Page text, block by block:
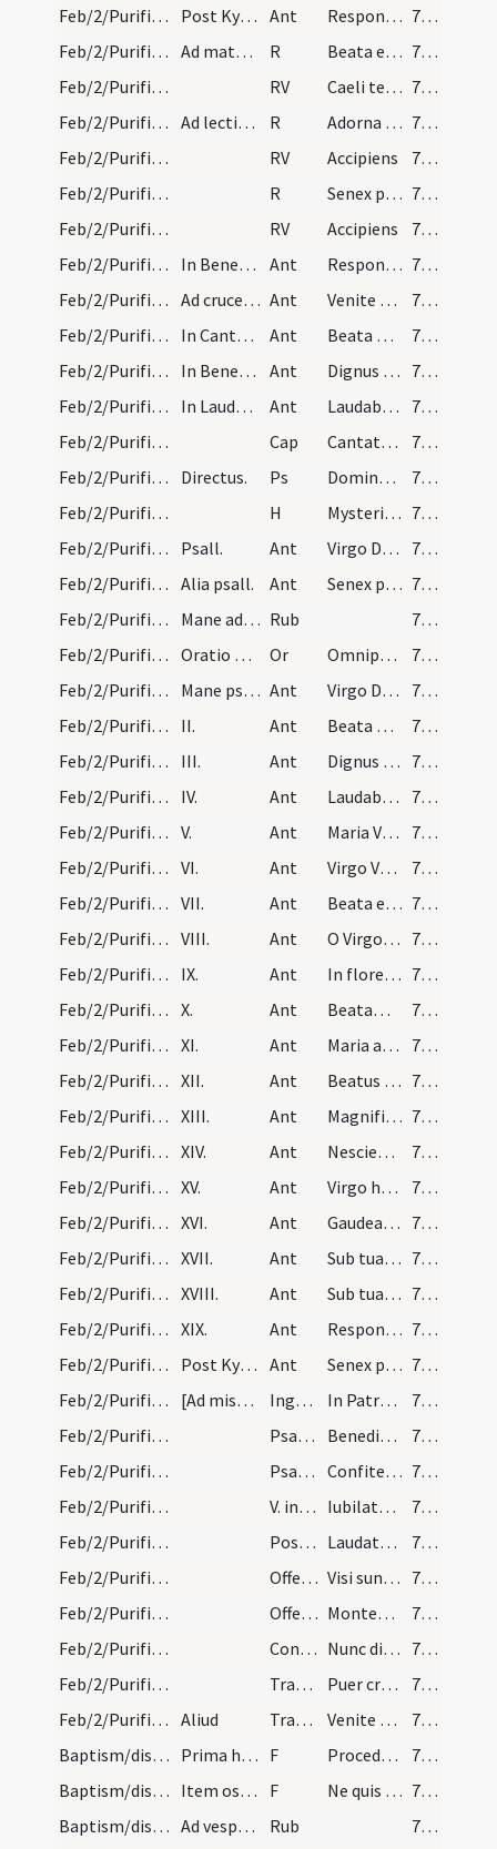
Feb/2/Purificatio BMV/V2/Office Propers/6 Post Kyrie cum Gloria Ant Responsum accepit
712 (109)
Feb/2/Purificatio BMV/M/Office Propers/1
Ad matutinum. Post hymnum. R Beata et venerabilis
712 (109)
Feb/2/Purificatio BMV/M/Office Propers/1
RV Caeli terraeque maris
712 (109)
Feb/2/Purificatio BMV/M/Office Propers/2
Ad lectiones. R Adorna thalamum
712 (109)
Feb/2/Purificatio BMV/M/Office Propers/2
RV Accipiens
712 (109)
Feb/2/Purificatio BMV/M/Office Propers/3
R Senex puerum
712 (109)
Feb/2/Purificatio BMV/M/Office Propers/3
RV Accipiens
712 (109)
Feb/2/Purificatio BMV/M/Office Propers/1
In Benedictus. Ant Responsum
712 (109)
Feb/2/Purificatio BMV/M/Office Propers/2
Ad crucem. Ant Venite et videte
712 (109)
Feb/2/Purificatio BMV/M/Office Propers/3
In Cantemus. Ant Beata progenies
712 (109)
Feb/2/Purificatio BMV/M/Office Propers/4
In Benedicite. Ant Dignus es Domine
712 (109)
Feb/2/Purificatio BMV/M/Office Propers/5
In Laudate. Ant Laudabilis Virgo
712 (109)
Feb/2/Purificatio BMV/M/Office Propers
Cap Cantate Domino
712 (109)
Feb/2/Purificatio BMV/M/Office Propers
Directus. Ps Dominus regnavit
712 (109)
Feb/2/Purificatio BMV/M/Office Propers
H Mysterium Ecclesiae
712 (109)
Feb/2/Purificatio BMV/M/Office Propers/6
Psall. Ant Virgo Dei Genitrix
713
Feb/2/Purificatio BMV/M/Office Propers/7
Alia psall. Ant Senex puerum
713
Feb/2/Purificatio BMV/Candlemas
Mane ad ecclesiam sanctae Mariae quae dicitur Ber… Rub
713
Feb/2/Purificatio BMV/Candlemas
Oratio benedictionis cerei. Or Omnipotens sempiterne Deus qui hodierna die cum legalibus ... habere cognoscat.
713
Feb/2/Purificatio BMV/Candlemas/1
Mane psallentium ad sanctam Mariam. I. Ant Virgo Dei Genitrix
713
Feb/2/Purificatio BMV/Candlemas/2
II. Ant Beata progenies
713
Feb/2/Purificatio BMV/Candlemas/3
III. Ant Dignus es Domine
713
Feb/2/Purificatio BMV/Candlemas/4
IV. Ant Laudabilis Virgo
713
Feb/2/Purificatio BMV/Candlemas/5
V. Ant Maria Virgo
713
Feb/2/Purificatio BMV/Candlemas/6
VI. Ant Virgo Verbum concepit
713
Feb/2/Purificatio BMV/Candlemas/7
VII. Ant Beata es Maria
713
Feb/2/Purificatio BMV/Candlemas/8
VIII. Ant O Virgo virginum
713
Feb/2/Purificatio BMV/Candlemas/9
IX. Ant In flore Mater
713
Feb/2/Purificatio BMV/Candlemas/10
X. Ant Beatam me dicent
713
Feb/2/Purificatio BMV/Candlemas/11
XI. Ant Maria autem
713
Feb/2/Purificatio BMV/Candlemas/12
XII. Ant Beatus ille venter
713
Feb/2/Purificatio BMV/Candlemas/13
XIII. Ant Magnificamus te
713
Feb/2/Purificatio BMV/Candlemas/14
XIV. Ant Nesciens Mater
713
Feb/2/Purificatio BMV/Candlemas/15
XV. Ant Virgo hodie
713
Feb/2/Purificatio BMV/Candlemas/16
XVI. Ant Gaudeamus omnes
713
Feb/2/Purificatio BMV/Candlemas/17
XVII. Ant Sub tuam misericordiam
713
Feb/2/Purificatio BMV/Candlemas/18
XVIII. Ant Sub tuam protectionem
713
Feb/2/Purificatio BMV/Candlemas/19
XIX. Ant Responsum accepit
713
Feb/2/Purificatio BMV/Candlemas/20
Post Kyrie cum Gloria. Ant Senex puerum
713
Feb/2/Purificatio BMV/M2/Mass Propers
[Ad missam.] Ingressa In Patre manet aeternitas
713
Feb/2/Purificatio BMV/M2/Mass Propers
Psalmellus Benedictus qui venit
713
Feb/2/Purificatio BMV/M2/Mass Propers
PsalmellusV Confitemini Domino
713
Feb/2/Purificatio BMV/M2/Mass Propers
V. in Alleluia Iubilate Deo omnis
713
Feb/2/Purificatio BMV/M2/Mass Propers
Post evangelium Laudate Dominum omnes angeli
713
Feb/2/Purificatio BMV/M2/Mass Propers
Offerenda Visi sunt gressus
713
Feb/2/Purificatio BMV/M2/Mass Propers
OfferendaV Montem Dei
714
Feb/2/Purificatio BMV/M2/Mass Propers
Confractorium Nunc dimittis
714
Feb/2/Purificatio BMV/M2/Mass Propers/1
Transitorium Puer crescebat
714
Feb/2/Purificatio BMV/M2/Mass Propers/2
Aliud Transitorium Venite et videte
714
Baptism/dismissal
Prima hebdomada post cantatum psalmum quinquagesi… F Procedant competentes.
726
Baptism/dismissal
Item ostiarius ad regiam. F Ne quis catechumenus
726
Baptism/dismissal
Ad vesperas similiter. Rub
726